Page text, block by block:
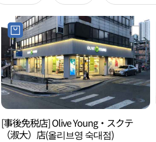
[事後免税店] Olive Young・スクテ
（淑大）店(올리브영 숙대점)